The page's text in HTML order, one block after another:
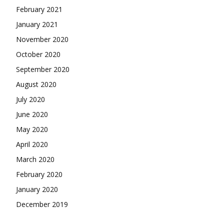
February 2021
January 2021
November 2020
October 2020
September 2020
August 2020
July 2020
June 2020
May 2020
April 2020
March 2020
February 2020
January 2020
December 2019